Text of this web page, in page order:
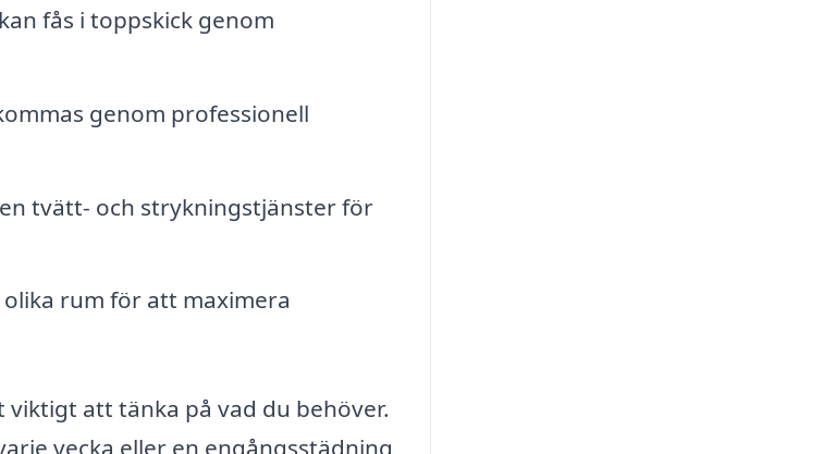
fås i toppskick genom
genom professionell
tvätt- och strykningstjänster för
rum för att maximera
viktigt att tänka på vad du behöver.
vecka eller en engångsstädning